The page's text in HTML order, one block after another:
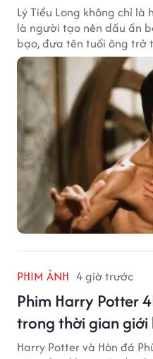
Lý Tiểu Long không chỉ
là người tạo nên dấu ấn
bạo, đưa tên tuổi ông trở
PHIM ẢNH 4 giờ trước
Phim Harry Potter
trong thời gian giới
Harry Potter và Hòn đá